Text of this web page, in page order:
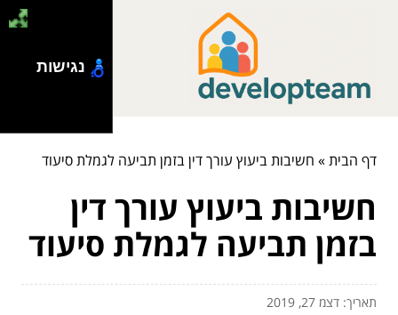
דף הבית» חשיבות ביעוץ עורך דין בזמן תביעה לגמלת סיעוד
חשיבות ביעוץ עורך דין
בזמן תביעה לגמלת סיעוד
תאריך: דצמ 27, 2019
נגישות